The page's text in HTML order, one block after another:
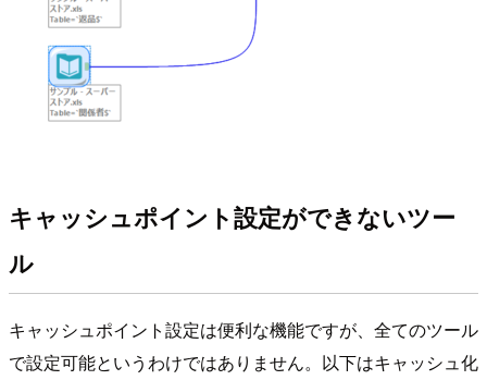
キャッシュポイント設定ができないツー
ル
キャッシュポイント設定は便利な機能ですが、全てのツール
で設定可能というわけではありません。以下はキャッシュ化